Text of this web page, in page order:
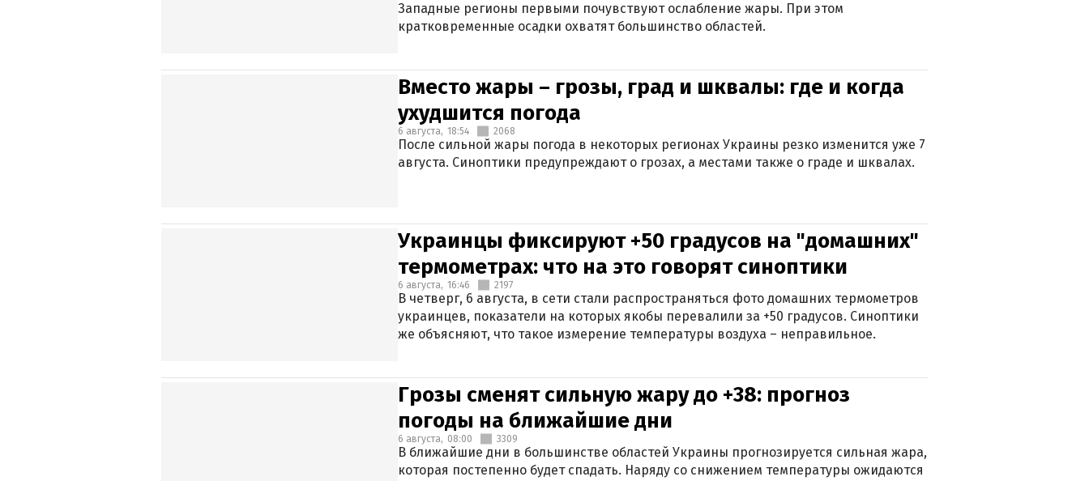
Западные регионы первыми почувствуют ослабление жары. При этом
кратковременные осадки охватят большинство областей.
Вместо жары – грозы, град и шквалы: где и когда
ухудшится погода
6 августа, 18:54 2068
После сильной жары погода в некоторых регионах Украины резко изменится уже 7
августа. Синоптики предупреждают о грозах, а местами также о граде и шквалах.
Украинцы фиксируют +50 градусов на "домашних"
термометрах: что на это говорят синоптики
6 августа, 16:46 2197
В четверг, 6 августа, в сети стали распространяться фото домашних термометров
украинцев, показатели на которых якобы перевалили за +50 градусов. Синоптики
же объясняют, что такое измерение температуры воздуха – неправильное.
Грозы сменят сильную жару до +38: прогноз
погоды на ближайшие дни
6 августа, 08:00 3309
В ближайшие дни в большинстве областей Украины прогнозируется сильная жара,
которая постепенно будет спадать. Наряду со снижением температуры ожидаются